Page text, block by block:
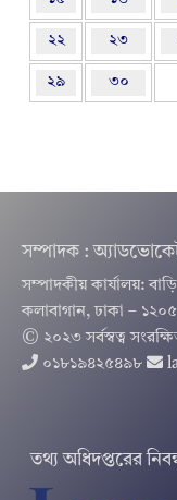
২২ ২৩
২৯ ৩০
সম্পাদক :
সম্পাদকীয় কার্যালয়:
কলাবাগান, ঢাকা – ১২০৫।
© ২০২৩ সর্বস্বত্ব
০১৮১৯৪২৫৪৯৮
তথ‌্য অ‌ধিদপ্ত‌রের